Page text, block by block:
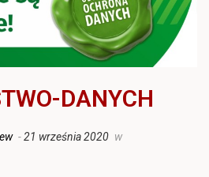
DANYCH
-21 września 2020 w